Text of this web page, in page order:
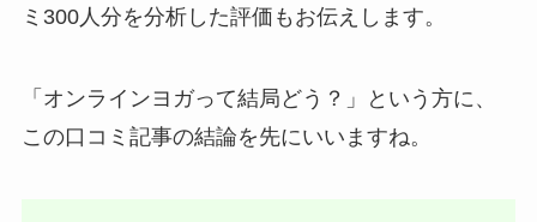
ミ300人分を分析した評価もお伝えします。
「オンラインヨガって結局どう？」という方に、
この口コミ記事の結論を先にいいますね。